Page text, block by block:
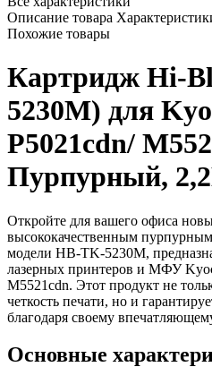
Описание товара
Похожие товары
Картридж Hi-
5230M) для
P5021cdn/
Пурпурный,
Откройте для вашего офиса
высококачественным
модели HB-TK-5230M,
лазерных принтеров и МФУ
M5521cdn. Этот продукт не
четкость печати, но и
благодаря своему
Основные